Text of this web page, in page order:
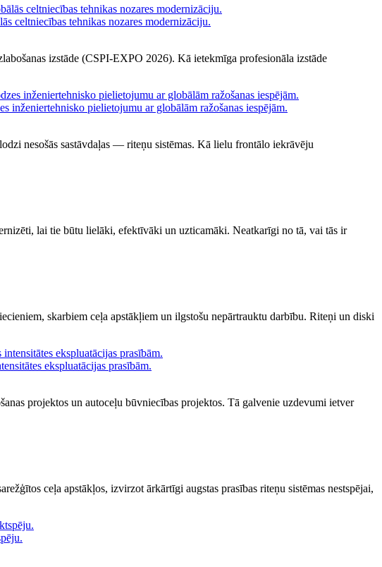
celtniecības tehnikas nozares modernizāciju.
izstāde (CSPI-EXPO 2026). Kā ietekmīga profesionāla izstāde
pielietojumu ar globālām ražošanas iespējām.
nesošās sastāvdaļas — riteņu sistēmas. Kā lielu frontālo iekrāvēju
lai tie būtu lielāki, efektīvāki un uzticamāki. Neatkarīgi no tā, vai tās ir
skarbiem ceļa apstākļiem un ilgstošu nepārtrauktu darbību. Riteņi un diski
ekspluatācijas prasībām.
projektos un autoceļu būvniecības projektos. Tā galvenie uzdevumi ietver
ceļa apstākļos, izvirzot ārkārtīgi augstas prasības riteņu sistēmas nestspējai,